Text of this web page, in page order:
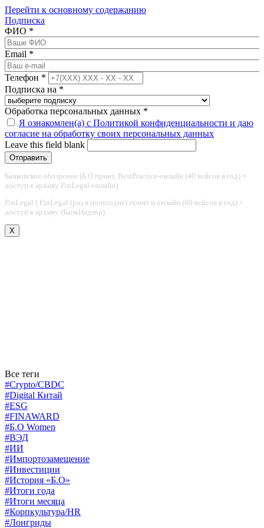
Перейти к основному содержанию
Подписка
ФИО *
Email *
Телефон *
Подписка на *
Обработка персональных данных *
Я ознакомлен(а) с Политикой конфиденциальности и даю
согласие на обработку своих персональных данных
Leave this field blank
Банковское обозрение (Б.О принт, BestPractice-онлайн (40 кейсов в год) +
доступ к архиву FinLegal-онлайн)
FinLegal ( FinLegal (раз в полугодие) принт и онлайн (60 кейсов в год) +
доступ к архиву (БанкНадзор)
X
Все теги
#Crypto/CBDC
#Digital Китай
#ESG
#FINAWARD
#Б.О Women
#ВЭД
#ИИ
#Импортозамещение
#Инвестиции
#История «Б.О»
#Итоги года
#Итоги месяца
#Корпкультура/HR
#Лонгриды